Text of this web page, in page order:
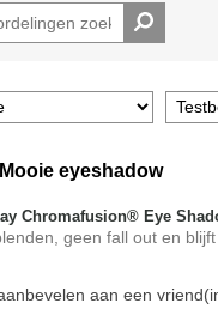
Mooie eyeshadow
Chromafusion® Eye
geen fall out en
aan een